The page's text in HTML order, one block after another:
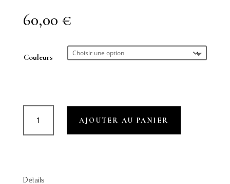
60,00 €
Couleurs
de
AJOUTER AU PANIER
Détails